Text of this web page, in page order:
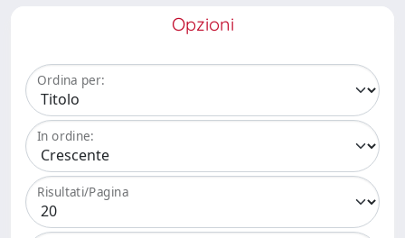
Opzioni
Ordina per:
In ordine:
Risultati/Pagina